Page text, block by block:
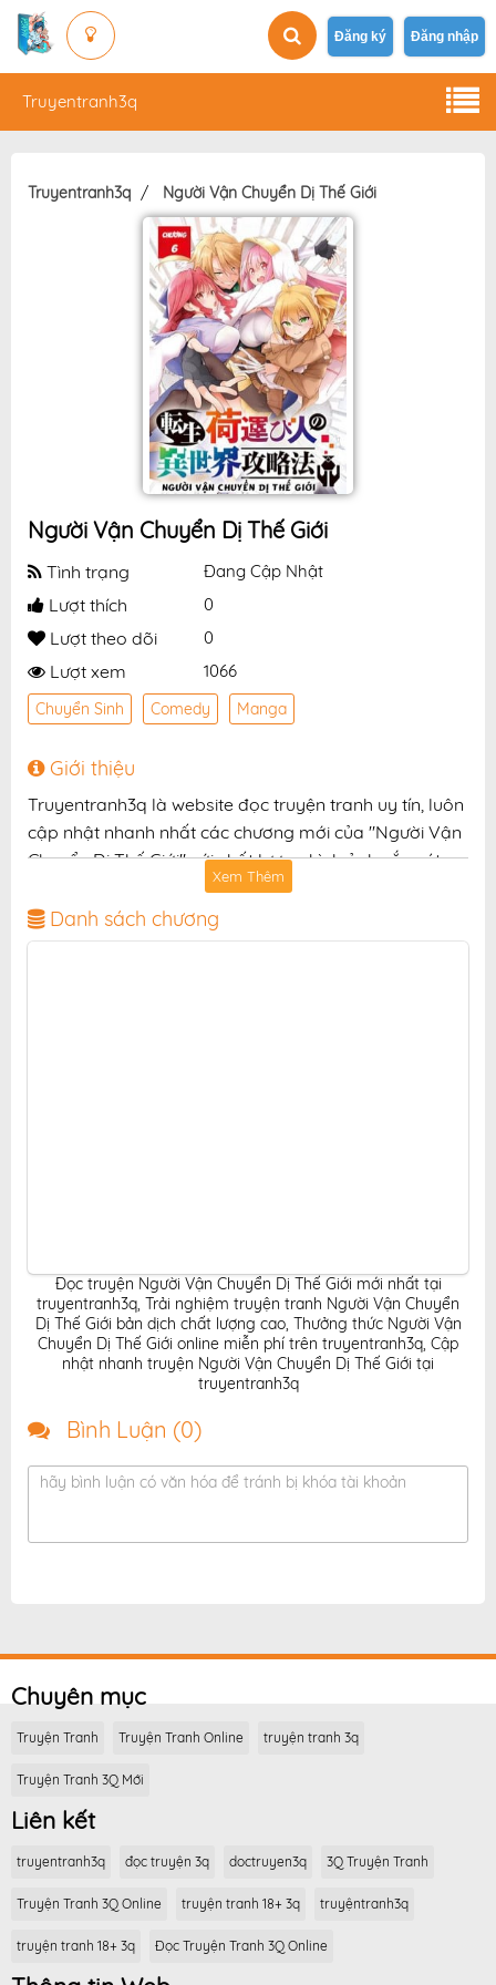
Đăng ký Đăng nhập
Truyentranh3q
Truyentranh3q Người Vận Chuyển Dị Thế Giới
Người Vận Chuyển Dị Thế Giới
Tình trạng Đang Cập Nhật
Lượt thích 0
Lượt theo dõi 0
Lượt xem 1066
Chuyển Sinh Comedy Manga
Giới thiệu
Truyentranh3q là website đọc truyện tranh uy tín, luôn
cập nhật nhanh nhất các chương mới của "Người Vận
Chuyển Dị Thế Giới" với chất lượng hình ảnh sắc nét,
bản dịch chuẩn và giao diện thân thiện, mang đến trải
nghiệm đọc truyện hấp dẫn, tiện lợi, hoàn toàn miễn
phí cho độc giả yêu thích truyện tranh online.
Xem Thêm
Danh sách chương
Đọc truyện Người Vận Chuyển Dị Thế Giới mới nhất tại
truyentranh3q, Trải nghiệm truyện tranh Người Vận Chuyển
Dị Thế Giới bản dịch chất lượng cao, Thưởng thức Người Vận
Chuyển Dị Thế Giới online miễn phí trên truyentranh3q, Cập
nhật nhanh truyện Người Vận Chuyển Dị Thế Giới tại
truyentranh3q
Bình Luận (0)
hãy bình luận có văn hóa để tránh bị khóa tài khoản
Chuyên mục
Truyện Tranh Truyện Tranh Online truyện tranh 3q
Truyện Tranh 3Q Mới
Liên kết
truyentranh3q đọc truyện 3q doctruyen3q 3Q Truyện Tranh
Truyện Tranh 3Q Online truyện tranh 18+ 3q truyệntranh3q
truyện tranh 18+ 3q Đọc Truyện Tranh 3Q Online